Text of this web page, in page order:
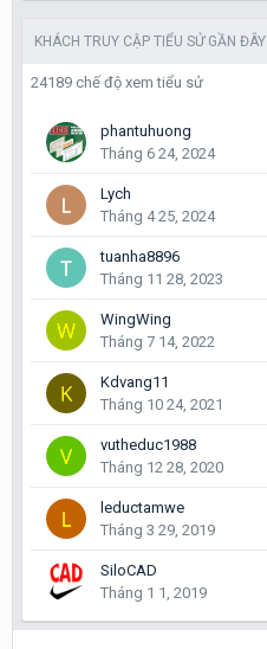
KHÁCH TRUY CẬP TIỂU SỬ GẦN ĐÂY
24189 chế độ xem tiểu sử
phantuhuong
Tháng 6 24, 2024
Lych
Tháng 4 25, 2024
tuanha8896
Tháng 11 28, 2023
WingWing
Tháng 7 14, 2022
Kdvang11
Tháng 10 24, 2021
vutheduc1988
Tháng 12 28, 2020
leductamwe
Tháng 3 29, 2019
SiloCAD
Tháng 1 1, 2019